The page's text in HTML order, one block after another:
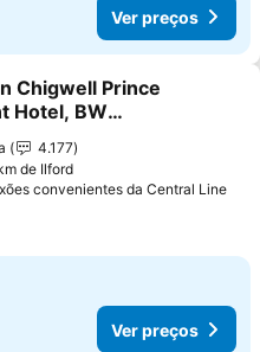
Ver preços
aos favoritos
Chigwell Prince
Hotel, BW
Collection
4.177
de Ilford
convenientes da Central Line
Ver preços